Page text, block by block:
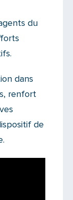
du
dans
renfort
de